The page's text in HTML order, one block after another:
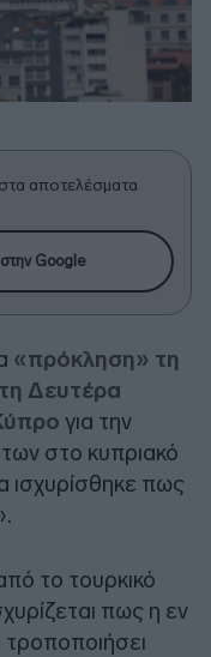
αποτελέσματα
Google
«πρόκληση» τη
Δευτέρα
για την
στο κυπριακό
ισχυρίσθηκε πως
το τουρκικό
πως η εν